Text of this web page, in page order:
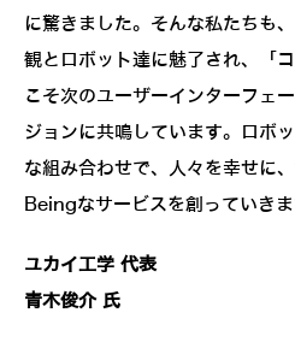
に驚きました。そんな私たちも
観とロボット達に魅了され、「
こそ次のユーザーインターフェ
ジョンに共鳴しています。ロボ
な組み合わせで、人々を幸せに
Beingなサービスを創っていきま
ユカイ工学 代表
青木俊介 氏